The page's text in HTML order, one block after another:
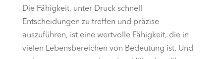
Die Fähigkeit, unter Druck schnell
Entscheidungen zu treffen und präzise
auszuführen, ist eine wertvolle Fähigkeit, die in
vielen Lebensbereichen von Bedeutung ist. Und